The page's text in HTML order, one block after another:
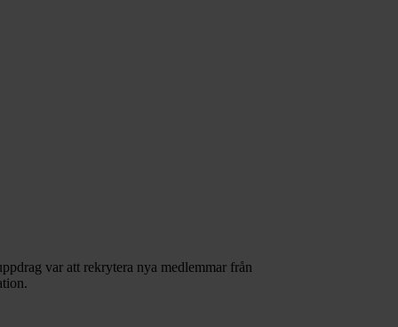
var att rekrytera nya medlemmar från